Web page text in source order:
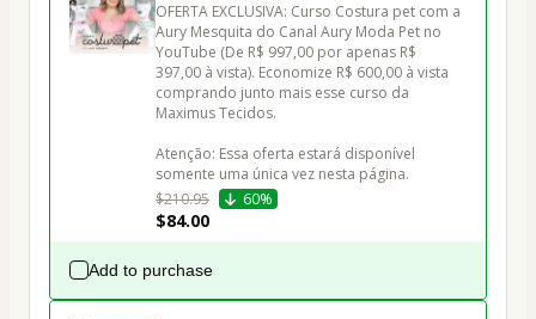
OFERTA EXCLUSIVA: Curso Costura pet com a
Aury Mesquita do Canal Aury Moda Pet no
YouTube (De R$ 997,00 por apenas R$
397,00 à vista). Economize R$ 600,00 à vista
comprando junto mais esse curso da
Maximus Tecidos.
Atenção: Essa oferta estará disponível
somente uma única vez nesta página.
$210.95
60%
$84.00
Add to purchase